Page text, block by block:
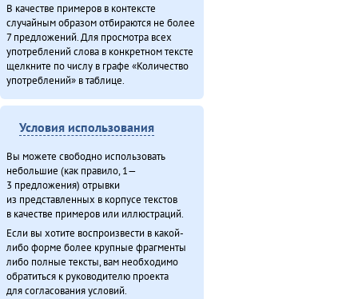
В качестве примеров в контексте
случайным образом отбираются не более
7 предложений. Для просмотра всех
употреблений слова в конкретном тексте
щелкните по числу в графе «Количество
употреблений» в таблице.
Условия использования
Вы можете свободно использовать
небольшие (как правило, 1—
3 предложения) отрывки
из представленных в корпусе текстов
в качестве примеров или иллюстраций.
Если вы хотите воспроизвести в какой-
либо форме более крупные фрагменты
либо полные тексты, вам необходимо
обратиться к руководителю проекта
для согласования условий.